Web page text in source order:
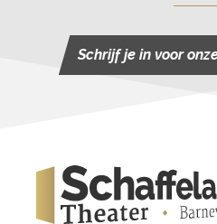
Schrijf je in voor